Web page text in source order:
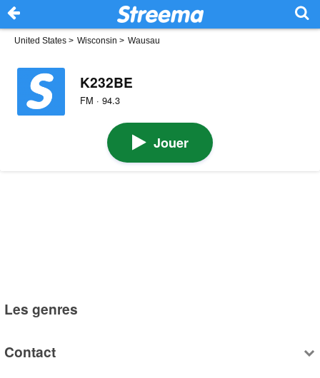
United States > Wisconsin > Wausau
K232BE
FM · 94.3
Jouer
Les genres
Contact